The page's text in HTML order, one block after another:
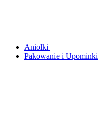
Aniołki
Pakowanie i Upominki